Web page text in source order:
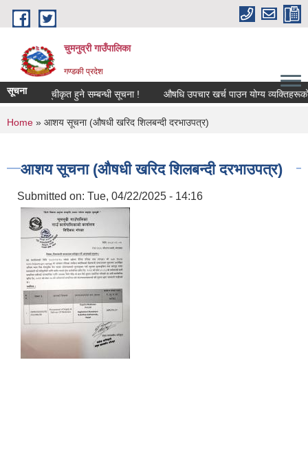
Skip to main content
चुमनुव्री गाउँपालिका
गण्डकी प्रदेश
सूचनाहुन सूचीकृत हुने सम्बन्धी सूचना ! औषधि उपचार खर्च पाउन योग्य
You are here
Home » आशय सूचना (औषधी खरिद शिलबन्दी दरभाउपत्र)
आशय सूचना (औषधी खरिद शिलबन्दी दरभाउपत्र)
Submitted on: Tue, 04/22/2025 - 14:16